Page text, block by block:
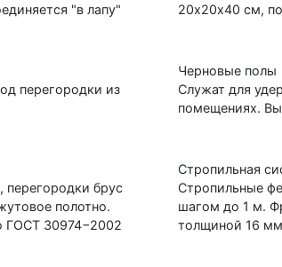
"в лапу"
20х20х40 см,
перегородки из
Черновые полы
Служат для
помещениях.
брус
полотно.
ГОСТ 30974−2002
Стропильная
Стропильные
шагом до 1 м.
толщиной 16